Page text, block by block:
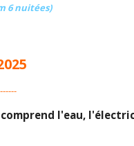
6 nuitées)
l'eau,